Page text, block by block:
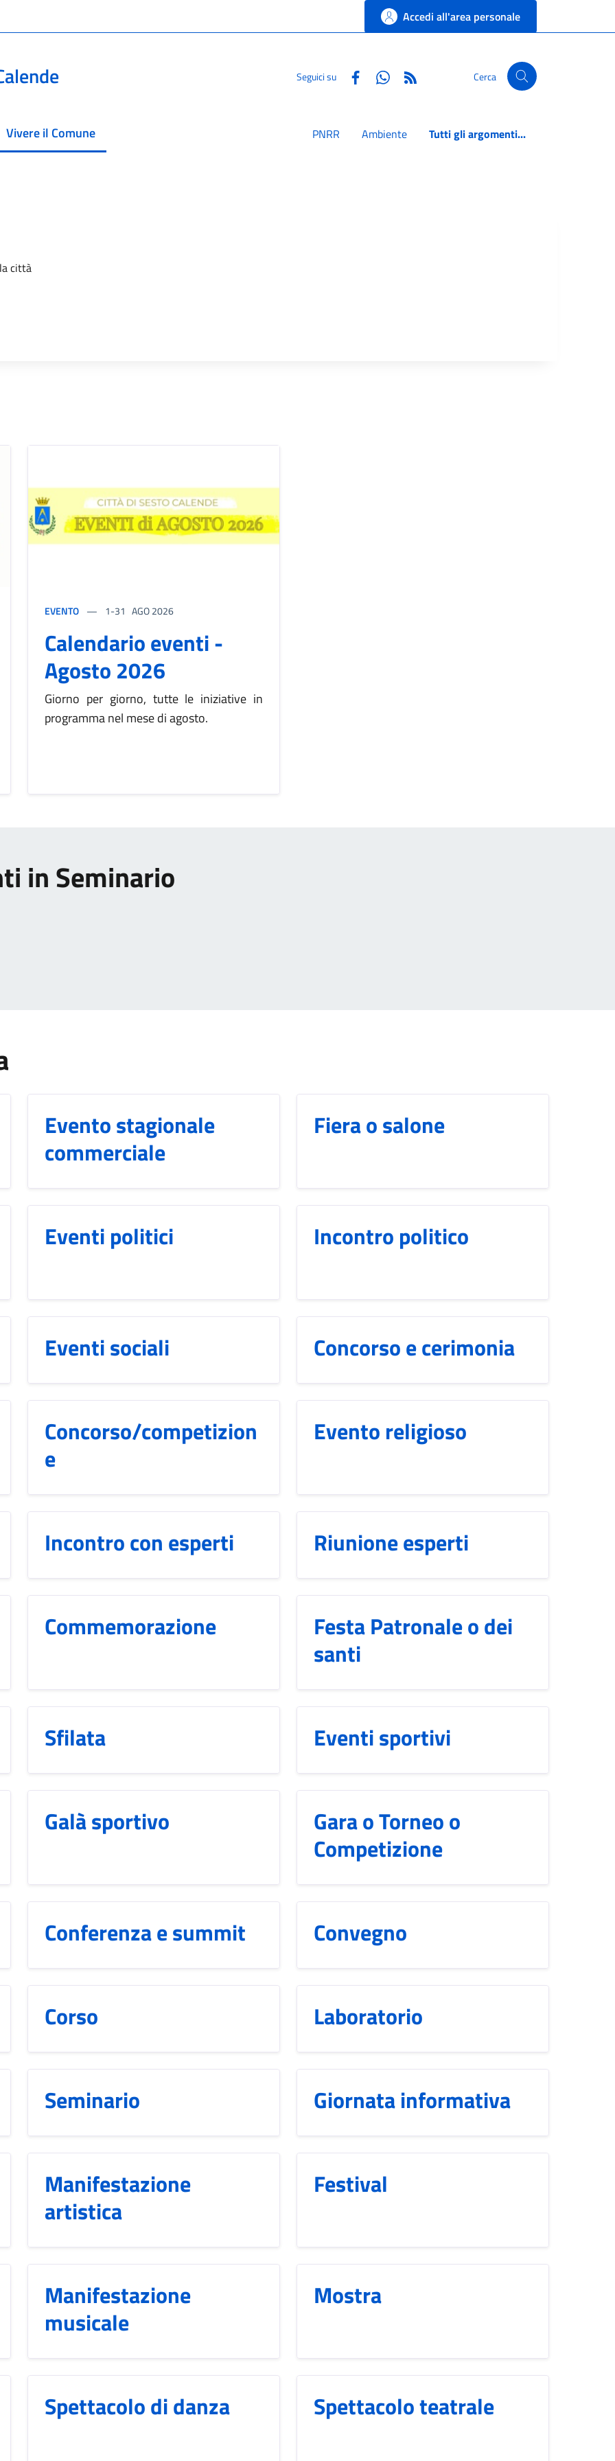
Accedi all'area personale
Seguici su FacebookWhatsapp Cerca
Vivere il Comune
menu selezionato PNRR Ambiente Tutti gli argomenti...
città
EVENTO 1-31 AGO 2026
Calendario eventi -
Agosto 2026
Giorno per giorno, tutte le iniziative in
programma nel mese di agosto.
in Seminario
Evento stagionale
commerciale
Fiera o salone
Eventi politici Incontro politico
Eventi sociali Concorso e cerimonia
Concorso/competizion
e
Evento religioso
Incontro con esperti Riunione esperti
Commemorazione
Festa Patronale o dei
santi
Sfilata Eventi sportivi
Galà sportivo
Gara o Torneo o
Competizione
Conferenza e summit Convegno
Corso Laboratorio
Seminario Giornata informativa
Manifestazione
artistica
Festival
Manifestazione
musicale
Mostra
Spettacolo di danza Spettacolo teatrale